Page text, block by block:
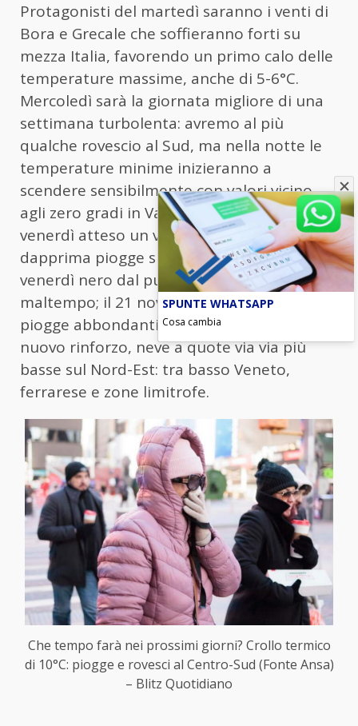
Protagonisti del martedì saranno i venti di
Bora e Grecale che soffieranno forti su
mezza Italia, favorendo un primo calo delle
temperature massime, anche di 5-6°C.
Mercoledì sarà la giornata migliore di una
settimana turbolenta: avremo al più
qualche rovescio al Sud, ma nella notte le
temperature minime inizieranno a
scendere sensibilmente con valori vicino
agli zero gradi in Val Padana. Tra giovedì e
venerdì atteso un vortice che causerà
dapprima piogge sparse il giovedì e, poi, un
venerdì nero dal punto di vista del
maltempo; il 21 novembre rovesci intensi e
piogge abbondanti al Centro, venti in
nuovo rinforzo, neve a quote via via più
basse sul Nord-Est: tra basso Veneto,
ferrarese e zone limitrofe.
Che tempo farà nei prossimi giorni? Crollo termico
di 10°C: piogge e rovesci al Centro-Sud (Fonte Ansa)
– Blitz Quotidiano
SPUNTE WHATSAPP
Cosa cambia